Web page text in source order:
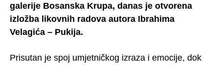
galerije Bosanska Krupa, danas je otvorena
izložba likovnih radova autora Ibrahima
Velagića – Pukija.
Prisutan je spoj umjetničkog izraza i emocije, dok